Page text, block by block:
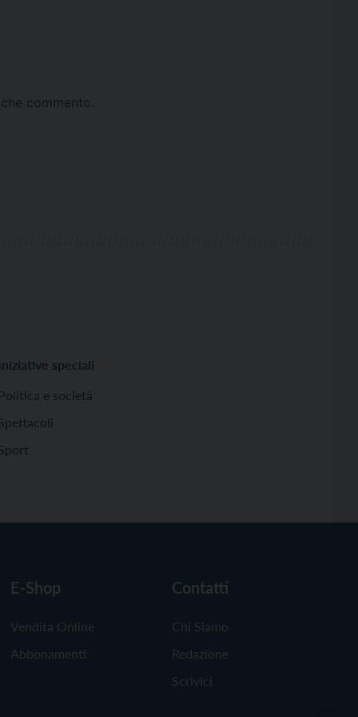
commento.
Iniziative speciali
Politica e società
E-Shop
Vendita Online
Abbonamenti
Contatti
Chi Siamo
Redazione
Scrivici